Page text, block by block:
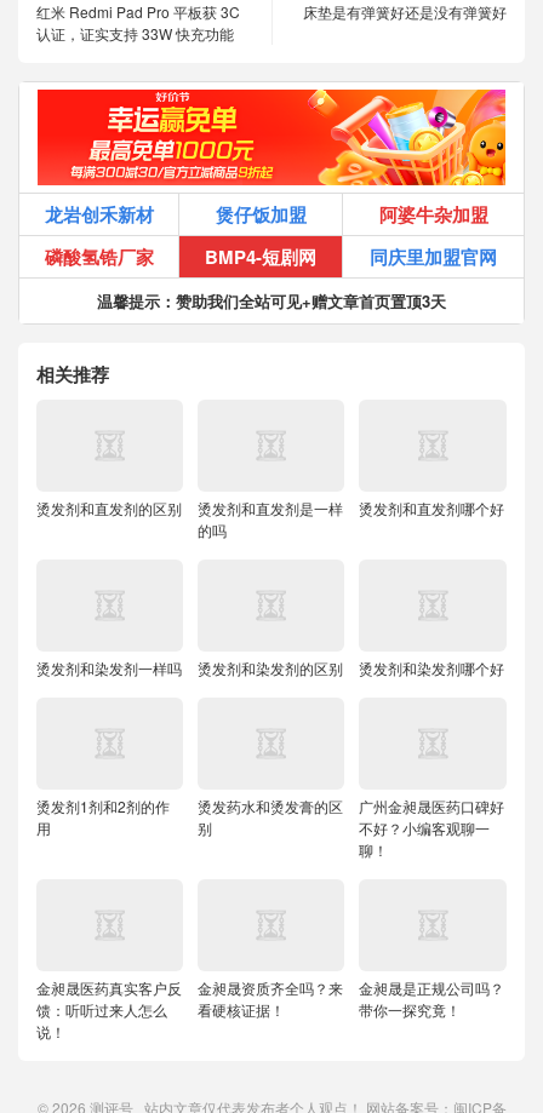
红米 Redmi Pad Pro 平板获 3C
认证，证实支持 33W 快充功能
床垫是有弹簧好还是没有弹簧好
龙岩创禾新材 煲仔饭加盟
阿婆牛杂加盟
磷酸氢锆厂家
BMP4-短剧网 同庆里加盟官网
温馨提示：赞助我们全站可见+赠文章首页置顶3天
相关推荐
烫发剂和直发剂的区别
烫发剂和直发剂是一样
的吗
烫发剂和直发剂哪个好
烫发剂和染发剂一样吗 烫发剂和染发剂的区别 烫发剂和染发剂哪个好
烫发剂1剂和2剂的作
用
烫发药水和烫发膏的区
别
广州金昶晟医药口碑好
不好？小编客观聊一
聊！
金昶晟医药真实客户反
馈：听听过来人怎么
说！
金昶晟资质齐全吗？来
看硬核证据！
金昶晟是正规公司吗？
带你一探究竟！
© 2026 测评号站内文章仅代表发布者个人观点！ 网站备案号： 闽ICP备